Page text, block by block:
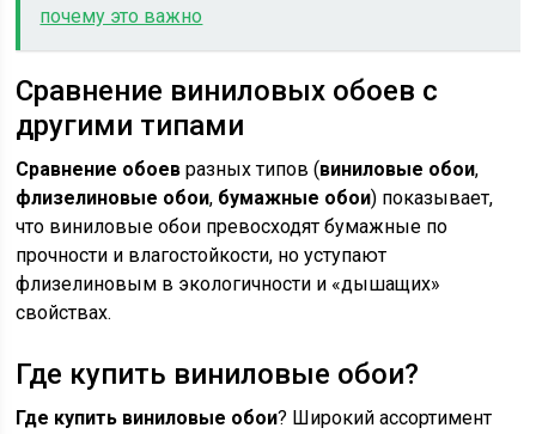
почему это важно
Сравнение виниловых обоев с
другими типами
Сравнение обоев разных типов (виниловые обои,
флизелиновые обои, бумажные обои) показывает,
что виниловые обои превосходят бумажные по
прочности и влагостойкости, но уступают
флизелиновым в экологичности и «дышащих»
свойствах.
Где купить виниловые обои?
Где купить виниловые обои? Широкий ассортимент